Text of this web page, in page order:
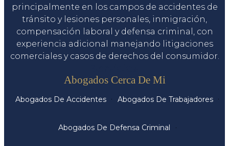
principalmente en los campos de accidentes de
tránsito y lesiones personales, inmigración,
compensación laboral y defensa criminal, con
experiencia adicional manejando litigaciones
comerciales y casos de derechos del consumidor.
Abogados Cerca De Mi
Abogados De Accidentes Abogados De Trabajadores
Abogados De Defensa Criminal